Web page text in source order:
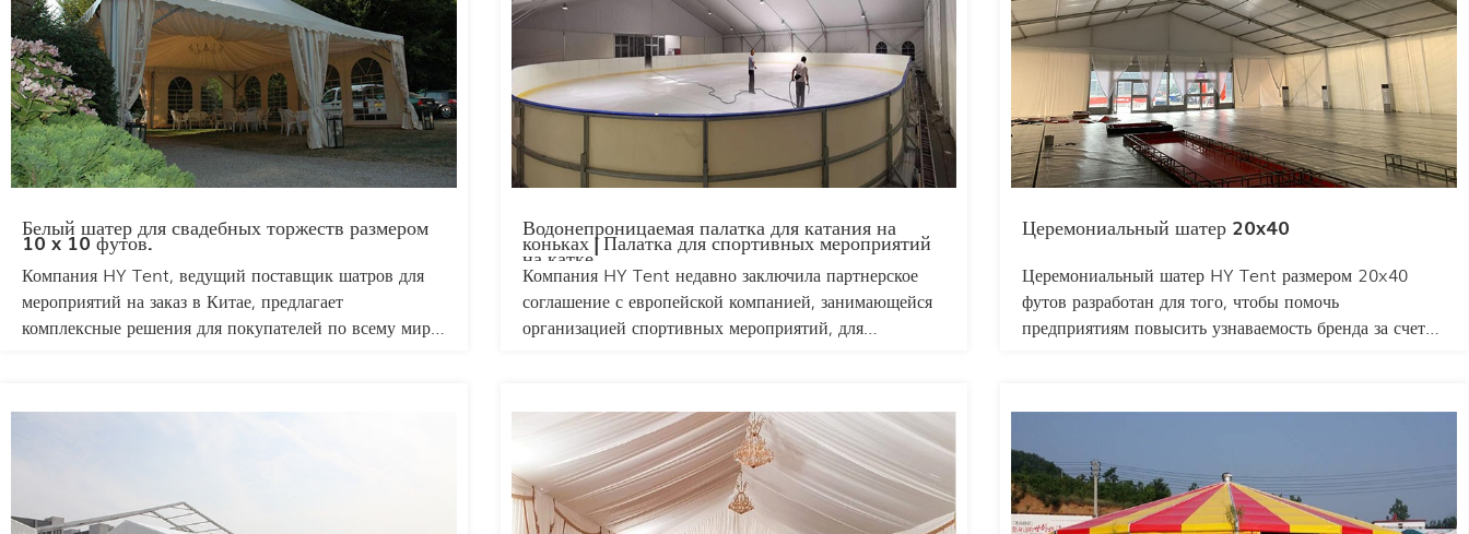
Белый шатер для свадебных торжеств размером
10 x 10 футов.
Компания HY Tent, ведущий поставщик шатров для
мероприятий на заказ в Китае, предлагает
комплексные решения для покупателей по всему миру.
Водонепроницаемая палатка для катания на
коньках | Палатка для спортивных мероприятий
на катке
Компания HY Tent недавно заключила партнерское
соглашение с европейской компанией, занимающейся
организацией спортивных мероприятий, для
изготовлен из водонепроницаемой полиэтиленовой
ткани и прочного стального каркаса, способного
выдерживать суровые погодные условия. Конструкция
включает в себя встроенные системы вентиляции для
Церемониальный шатер 20x40
Церемониальный шатер HY Tent размером 20x40
футов разработан для того, чтобы помочь
предприятиям повысить узнаваемость бренда за счет
ежегодные собрания и фестивали, этот просторный
шатер обеспечивает престижное и защищенное
пространство для размещения сцены и VIP-гостей.